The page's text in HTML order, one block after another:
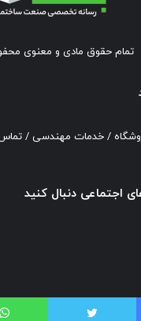
تمام حقوق مادی و معنوی
/ خدمات مهندسی /
اجتماعی دنبال کنید